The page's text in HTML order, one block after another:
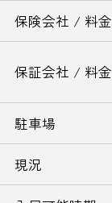
保険会社 / 料金
保証会社 / 料金
駐車場
現況